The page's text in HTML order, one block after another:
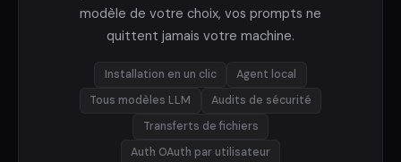
modèle de votre choix, vos prompts ne
quittent jamais votre machine.
Installation en un clic
Agent local
Tous modèles LLM
Audits de sécurité
Transferts de fichiers
Auth OAuth par utilisateur